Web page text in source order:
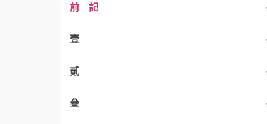
前 記
壹
惜名論
論英雄寂寞
貳
惜福論
叄